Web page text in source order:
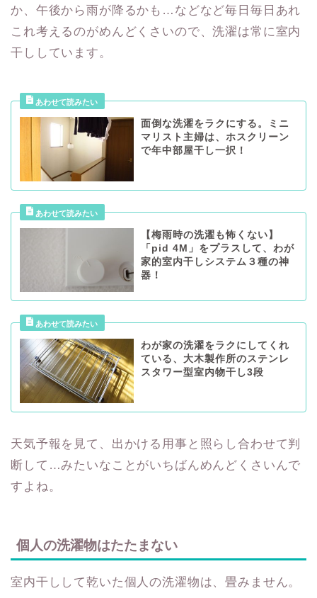
か、午後から雨が降るかも…などなど毎日毎日あれ
これ考えるのがめんどくさいので、洗濯は常に室内
干ししています。
面倒な洗濯をラクにする。ミニ
マリスト主婦は、ホスクリーン
で年中部屋干し一択！
【梅雨時の洗濯も怖くない】
「pid 4M」をプラスして、わが
家的室内干しシステム３種の神
器！
わが家の洗濯をラクにしてくれ
ている、大木製作所のステンレ
スタワー型室内物干し3段
天気予報を見て、出かける用事と照らし合わせて判
断して…みたいなことがいちばんめんどくさいんで
すよね。
個人の洗濯物はたたまない
室内干しして乾いた個人の洗濯物は、畳みません。